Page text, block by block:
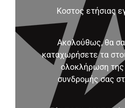
Κοστος ετήσιας
Ακολούθως, θα
καταχωρήσετε τα
ολοκλήρωση της
συνδρομής σας